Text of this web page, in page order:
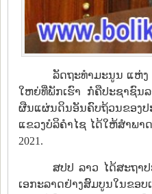
ລັດຖະທໍາມະນູນ ແຫ່
ໃຫຍ່ທີ່ພັກເຮົາ ກໍ່ຄືປະຊາຊົນລ
ຜືນແຜ່ນດິນອັນຄົບຖ້ວນຂອງປ
ແຂວງບໍລິຄໍາໄຊ ໄດ້ໃຫ້ສຳພ
2021.
ສປປ ລາວ ໄດ້ສະຖາ
ເອກະລາດຢ່າງສົມບູນໃນຂອ